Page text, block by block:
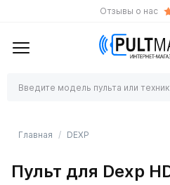
Отзывы о нас
Главная DEXP
Пульт для Dexp